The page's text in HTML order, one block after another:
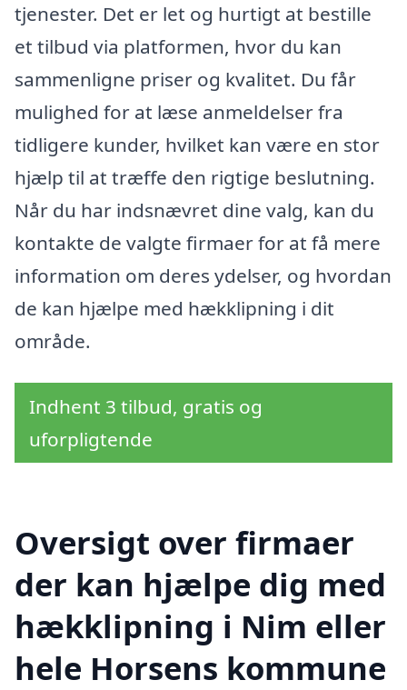
tjenester. Det er let og hurtigt at bestille
et tilbud via platformen, hvor du kan
sammenligne priser og kvalitet. Du får
mulighed for at læse anmeldelser fra
tidligere kunder, hvilket kan være en stor
hjælp til at træffe den rigtige beslutning.
Når du har indsnævret dine valg, kan du
kontakte de valgte firmaer for at få mere
information om deres ydelser, og hvordan
de kan hjælpe med hækklipning i dit
område.
Indhent 3 tilbud, gratis og
uforpligtende
Oversigt over firmaer
der kan hjælpe dig med
hækklipning i Nim eller
hele Horsens kommune